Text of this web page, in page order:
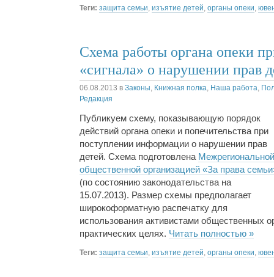
Теги: защита семьи, изъятие детей, органы опеки,
Схема работы органа опеки
«сигнала» о нарушении прав
06.08.2013 в Законы, Книжная полка, Наша работа,
Редакция
Публикуем схему, показывающую порядок
действий органа опеки и попечительства при
поступлении информации о нарушении прав
детей. Схема подготовлена Межрегиональной
общественной организацией «За права
(по состоянию законодательства на
15.07.2013). Размер схемы предполагает
широкоформатную распечатку для
использования активистами общественных
практических целях. Читать полностью »
Теги: защита семьи, изъятие детей, органы опеки,